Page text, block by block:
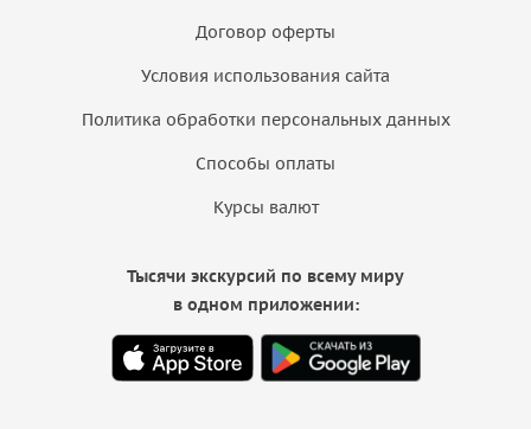
Договор оферты
Условия использования сайта
Политика обработки персональных данных
Способы оплаты
Курсы валют
Тысячи экскурсий по всему миру
в одном приложении: